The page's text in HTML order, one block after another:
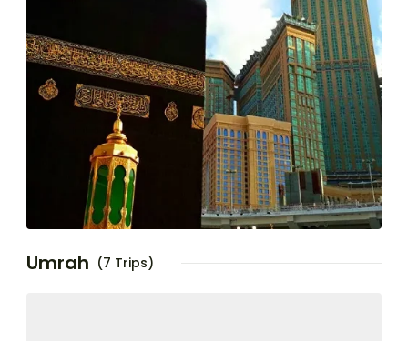
Umrah (7 Trips)